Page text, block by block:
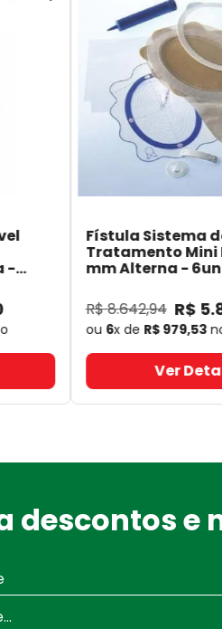
-
Fístula Sistema
Tratamento Mini
mm Alterna -
R$8.642,94 R$ 5.
ou 6x de R$ 979,53
Ver
descontos